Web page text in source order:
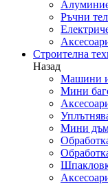
Ръчни
Строителна
Назад
Машини и
Мини
Мини